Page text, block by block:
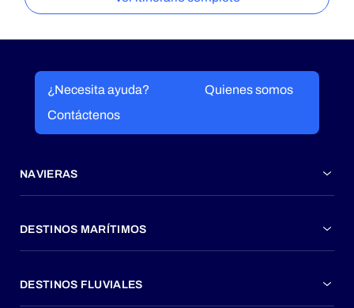
¿Necesita ayuda?
Quienes somos
Contáctenos
NAVIERAS
DESTINOS MARÍTIMOS
DESTINOS FLUVIALES